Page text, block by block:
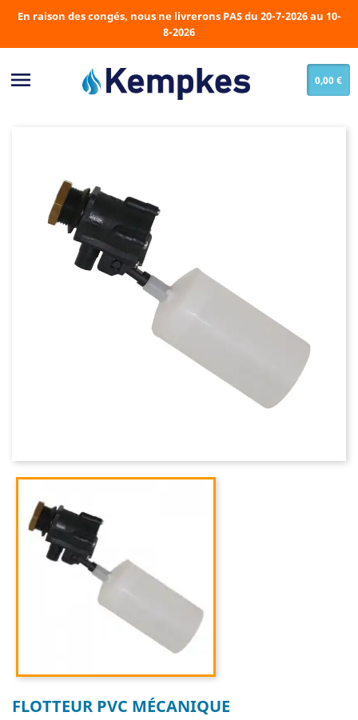
En raison des congés, nous ne livrerons PAS du 20-7-2026 au 10-
8-2026
 0,00 €
FLOTTEUR PVC MÉCANIQUE